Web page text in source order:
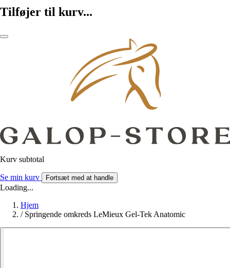
Tilføjer til kurv...
Kurv subtotal
Se min kurv Fortsæt med at handle
Loading...
Hjem
/ Springende omkreds LeMieux Gel-Tek Anatomic